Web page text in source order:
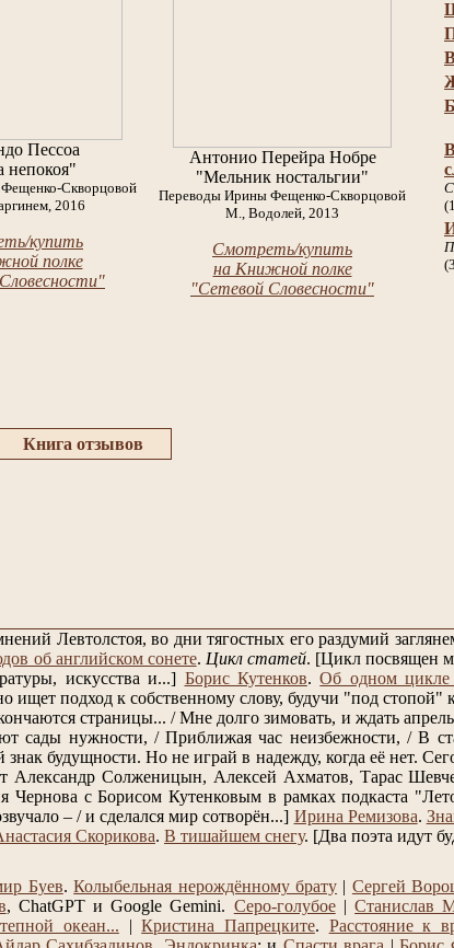
Пессоа
непокоя"
Скворцовой
2016
купить
полке
Антонио Перейра Нобре
"Мельник ностальгии"
Переводы Ирины Фещенко-Скворцовой
М., Водолей, 2013
Смотреть/купить
на Книжной полке
"Сетевой Словесности"
Книга отзывов
Левтолстоя, во дни тягостных его раздумий
об английском сонете. Цикл статей. [Цикл посвящен
искусства и...] Борис Кутенков.Об одном цикле
ищет подход к собственному слову, будучи "под стопой"
страницы... / Мне долго зимовать, и ждать
сады нужности, / Приближая час неизбежности, / В
будущности. Но не играй в надежду, когда её нет.
Александр Солженицын, Алексей Ахматов, Тарас
Чернова с Борисом Кутенковым в рамках подкаста
– / и сделался мир сотворён...] Ирина Ремизова.
Скорикова. В тишайшем снегу. [Два поэта идут
Буев.Колыбельная нерождённому брату | Сергей
, ChatGPT и Google Gemini. Серо-голубое|Станислав
океан... |Кристина Папрецките. Расстояние к